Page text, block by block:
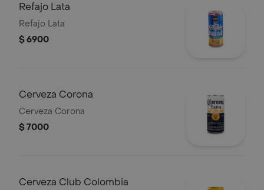
Refajo Lata
Refajo Lata
$ 6900
Cerveza Corona
Cerveza Corona
$ 7000
Cerveza Club Colombia